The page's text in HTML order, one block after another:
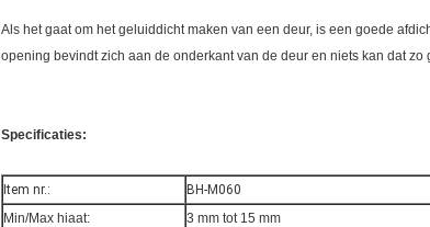
Als het gaat om het geluiddicht maken van een deur, is een goede
opening bevindt zich aan de onderkant van de deur en niets kan dat
Specificaties:
Item nr.:
BH-M060
Min/Max hiaat:
3 mm tot 15 mm